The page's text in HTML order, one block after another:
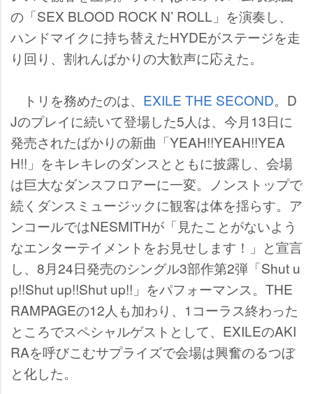
の「SEX BLOOD ROCK N’ ROLL」を演奏し、
ハンドマイクに持ち替えたHYDEがステージを走
り回り、割れんばかりの大歓声に応えた。
トリを務めたのは、 EXILE THE SECOND。D
Jのプレイに続いて登場した5人は、今月13日に
発売されたばかりの新曲「YEAH!!YEAH!!YEA
H!!」をキレキレのダンスとともに披露し、会場
は巨大なダンスフロアーに一変。ノンストップで
続くダンスミュージックに観客は体を揺らす。ア
ンコールではNESMITHが「見たことがないよう
なエンターテイメントをお見せします！」と宣言
し、8月24日発売のシングル3部作第2弾「Shut u
p!!Shut up!!Shut up!!」をパフォーマンス。THE
RAMPAGEの12人も加わり、1コーラス終わった
ところでスペシャルゲストとして、EXILEのAKI
RAを呼びこむサプライズで会場は興奮のるつぼ
と化した。